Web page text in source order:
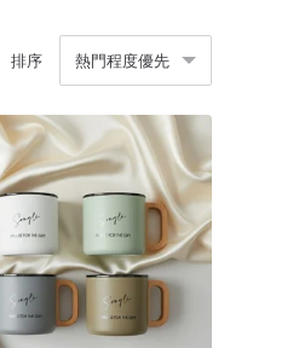
排序 熱門程度優先